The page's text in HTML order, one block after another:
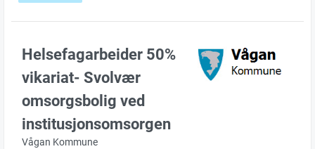
Helsefagarbeider 50%
vikariat- Svolvær
omsorgsbolig ved
institusjonsomsorgen
Vågan Kommune